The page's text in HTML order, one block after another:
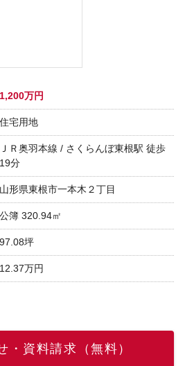
1,200万円
住宅用地
ＪＲ奥羽本線 / さくらんぼ東根駅 徒歩
19分
山形県東根市一本木２丁目
公簿 320.94㎡
97.08坪
12.37万円
・資料請求（無料）